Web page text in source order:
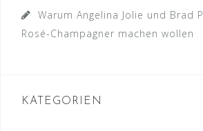
Warum Angelina Jolie und Brad
Rosé-Champagner machen wollen
KATEGORIEN